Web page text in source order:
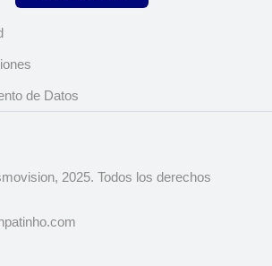
de Datos
2025. Todos los derechos